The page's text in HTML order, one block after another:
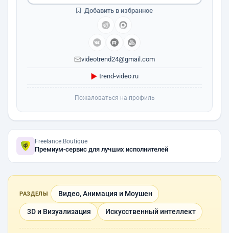
videotrend24@gmail.com
trend-video.ru
Добавить в избранное
Пожаловаться на профиль
Freelance.Boutique
Премиум-сервис для лучших исполнителей
РАЗДЕЛЫ Видео, Анимация и Моушен
3D и Визуализация Искусственный интеллект